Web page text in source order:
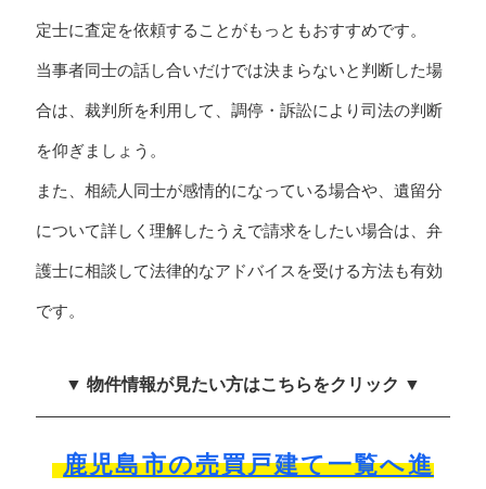
定士に査定を依頼することがもっともおすすめです。
当事者同士の話し合いだけでは決まらないと判断した場
合は、裁判所を利用して、調停・訴訟により司法の判断
を仰ぎましょう。
また、相続人同士が感情的になっている場合や、遺留分
について詳しく理解したうえで請求をしたい場合は、弁
護士に相談して法律的なアドバイスを受ける方法も有効
です。
▼ 物件情報が見たい方はこちらをクリック ▼
鹿児島市の売買戸建て一覧へ進